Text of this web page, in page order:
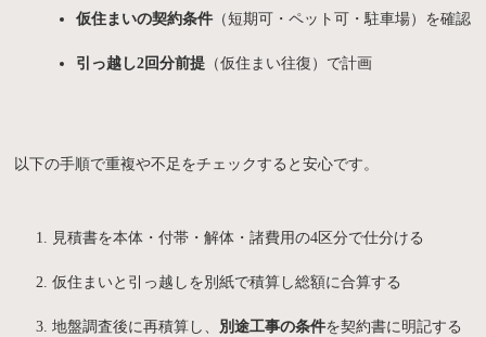
仮住まいの契約条件（短期可・ペット可・駐車場）を確認
引っ越し2回分前提 （仮住まい往復）で計画
以下の手順で重複や不足をチェックすると安心です。
見積書を本体・付帯・解体・諸費用の4区分で仕分ける
仮住まいと引っ越しを別紙で積算し総額に合算する
地盤調査後に再積算し、 別途工事の条件を契約書に明記する